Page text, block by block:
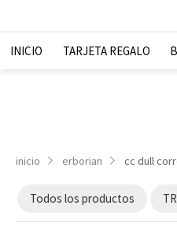
INICIO TARJETA REGALO
inicio erborian cc dull
Todos los productos